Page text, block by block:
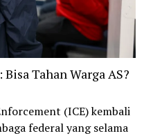
Tahan Warga AS?
(ICE) kembali
federal yang selama